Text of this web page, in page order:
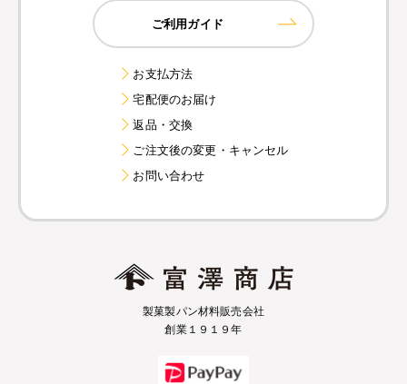
ご利用ガイド
お支払方法
宅配便のお届け
返品・交換
ご注文後の変更・キャンセル
お問い合わせ
製菓製パン材料販売会社
創業１９１９年